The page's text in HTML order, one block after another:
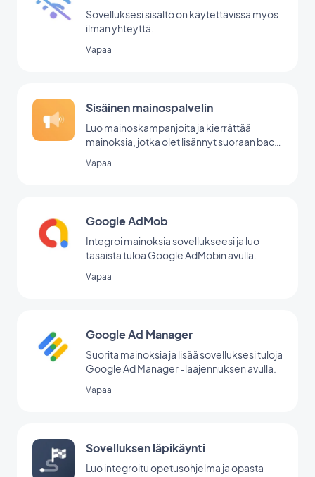
Sovelluksesi sisältö on käytettävissä myös
ilman yhteyttä.
Vapaa
Sisäinen mainospalvelin
Luo mainoskampanjoita ja kierrättää
mainoksia, jotka olet lisännyt suoraan back
Vapaa
Google AdMob
Integroi mainoksia sovellukseesi ja luo
tasaista tuloa Google AdMobin avulla.
Vapaa
Google Ad Manager
Suorita mainoksia ja lisää sovelluksesi tuloja
Google Ad Manager -laajennuksen avulla.
Vapaa
Sovelluksen läpikäynti
Luo integroitu opetusohjelma ja opasta